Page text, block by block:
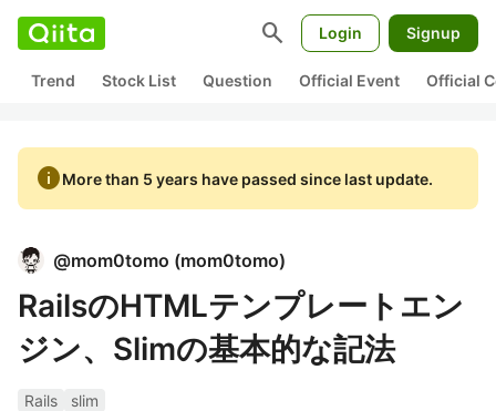
search Login Signup
Trend Stock List Question Official Event Official
infoMore than 5 years have passed since last update.
@mom0tomo (mom0tomo)
RailsのHTMLテンプレートエン
ジン、Slimの基本的な記法
Rails
slim